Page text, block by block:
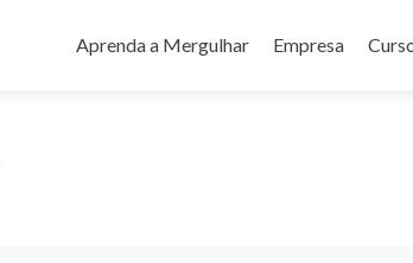
para
Aprenda a Mergulhar Empresa